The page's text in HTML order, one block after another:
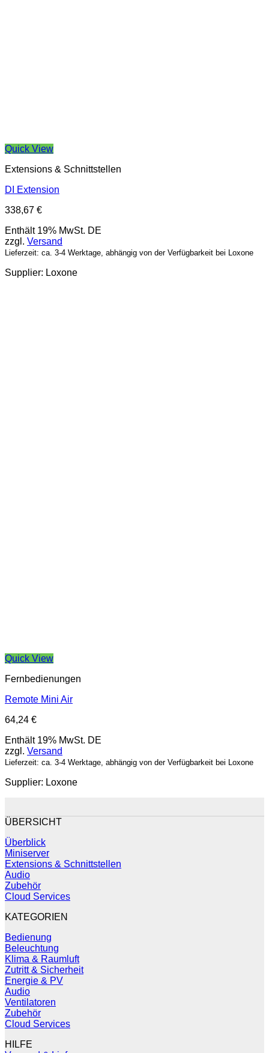
Quick View
Extensions & Schnittstellen
DI Extension
338,67 €
Enthält 19% MwSt. DE
zzgl. Versand
Lieferzeit: ca. 3-4 Werktage, abhängig von der Verfügbarkeit bei Loxone
Supplier: Loxone
Quick View
Fernbedienungen
Remote Mini Air
64,24 €
Enthält 19% MwSt. DE
zzgl. Versand
Lieferzeit: ca. 3-4 Werktage, abhängig von der Verfügbarkeit bei Loxone
Supplier: Loxone
ÜBERSICHT
Überblick
Miniserver
Extensions & Schnittstellen
Audio
Zubehör
Cloud Services
KATEGORIEN
Bedienung
Beleuchtung
Klima & Raumluft
Zutritt & Sicherheit
Energie & PV
Audio
Ventilatoren
Zubehör
Cloud Services
HILFE